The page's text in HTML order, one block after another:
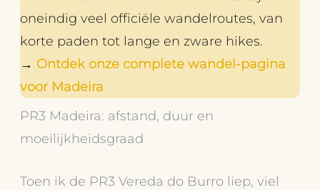
oneindig veel officiële wandelroutes, van
korte paden tot lange en zware hikes.
→ Ontdek onze complete wandel-pagina
voor Madeira
PR3 Madeira: afstand, duur en
moeilijkheidsgraad
Toen ik de PR3 Vereda do Burro liep, viel